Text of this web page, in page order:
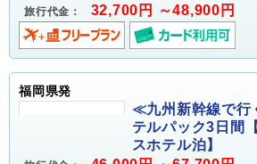
旅行代金： 32,700円 ～48,900円
福岡県発
≪九州新幹線で行
テルパック3日間
スホテル泊】